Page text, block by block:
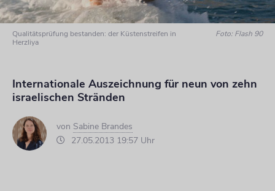
Qualitätsprüfung bestanden: der Küstenstreifen in
Herzliya
Foto: Flash 90
Internationale Auszeichnung für neun von zehn
israelischen Stränden
von Sabine Brandes
27.05.2013 19:57 Uhr